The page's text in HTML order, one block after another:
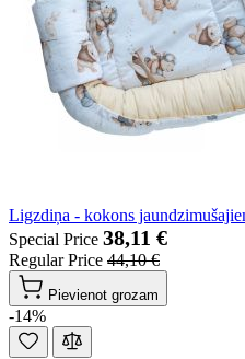
Ligzdiņa - kokons
Special Price 38,11 €
Regular Price 44,10 €
Pievienot grozam
-14%